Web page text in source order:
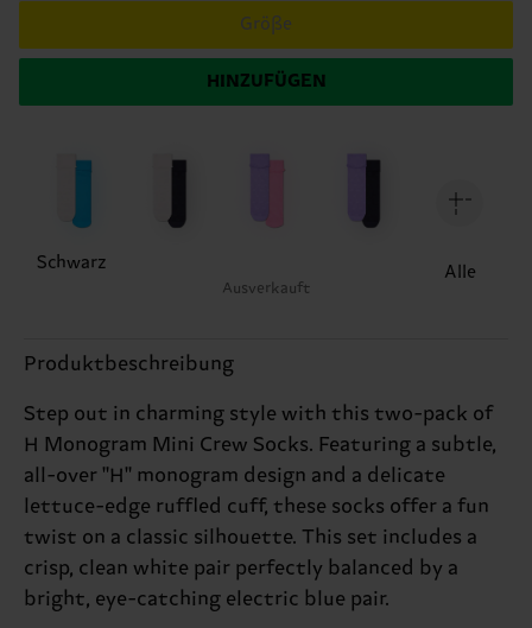
Größe
HINZUFÜGEN
Schwarz
Ausverkauft
Alle
Produktbeschreibung
Step out in charming style with this two-pack of
H Monogram Mini Crew Socks. Featuring a subtle,
all-over "H" monogram design and a delicate
lettuce-edge ruffled cuff, these socks offer a fun
twist on a classic silhouette. This set includes a
crisp, clean white pair perfectly balanced by a
bright, eye-catching electric blue pair.